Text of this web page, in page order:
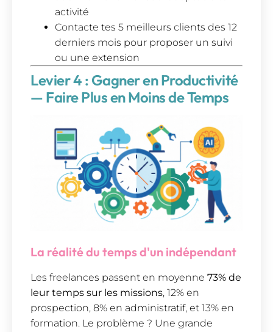
activité
Contacte tes 5 meilleurs clients des 12
derniers mois pour proposer un suivi
ou une extension
Levier 4 : Gagner en Productivité
— Faire Plus en Moins de Temps
La réalité du temps d'un indépendant
Les freelances passent en moyenne 73% de
leur temps sur les missions, 12% en
prospection, 8% en administratif, et 13% en
formation. Le problème ? Une grande